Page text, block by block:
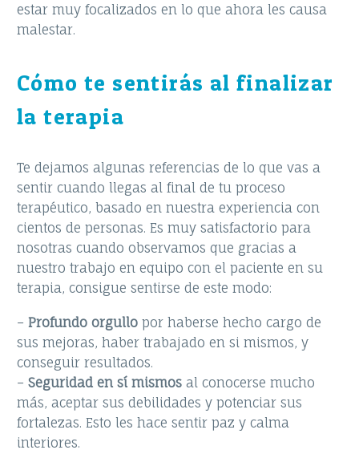
estar muy focalizados en lo que ahora les causa
malestar.
Cómo te sentirás al finalizar
la terapia
Te dejamos algunas referencias de lo que vas a
sentir cuando llegas al final de tu proceso
terapéutico, basado en nuestra experiencia con
cientos de personas. Es muy satisfactorio para
nosotras cuando observamos que gracias a
nuestro trabajo en equipo con el paciente en su
terapia, consigue sentirse de este modo:
– Profundo orgullo por haberse hecho cargo de
sus mejoras, haber trabajado en si mismos, y
conseguir resultados.
– Seguridad en sí mismos al conocerse mucho
más, aceptar sus debilidades y potenciar sus
fortalezas. Esto les hace sentir paz y calma
interiores.